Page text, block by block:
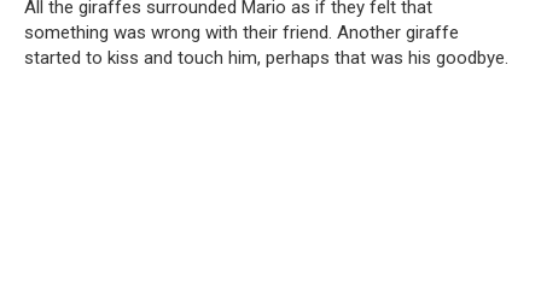
All the giraffes surrounded Mario as if they felt that
something was wrong with their friend. Another giraffe
started to kiss and touch him, perhaps that was his goodbye.